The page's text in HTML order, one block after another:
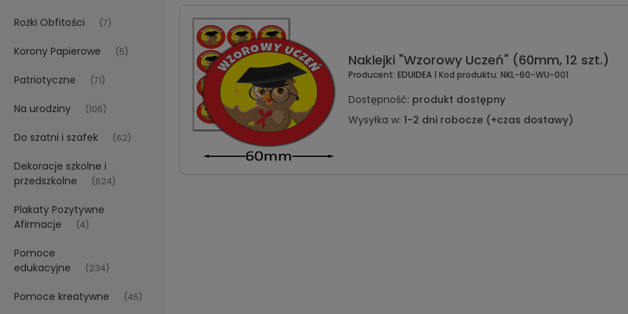
Rożki Obfitości (7)
Korony Papierowe (5)
Patriotyczne (71)
Na urodziny (106)
Do szatni i szafek (62)
Dekoracje szkolne i
przedszkolne
(624)
Plakaty Pozytywne
Afirmacje
(4)
Pomoce
edukacyjne
(234)
Pomoce kreatywne (45)
Naklejki "Wzorowy Uczeń" (60mm, 12 szt.)
Producent: EDUIDEA | Kod produktu: NKL-60-WU-001
Dostępność: produkt dostępny
Wysyłka w: 1-2 dni robocze (+czas dostawy)